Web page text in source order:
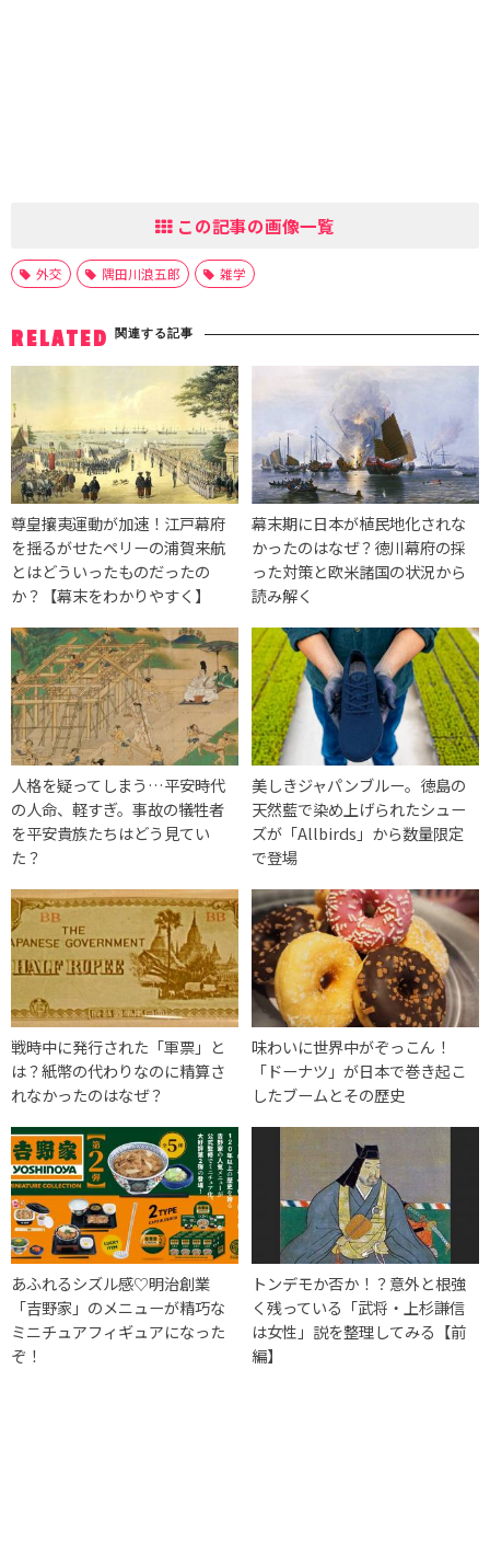
この記事の画像一覧
外交 隅田川浪五郎 雑学
RELATED 関連する記事
尊皇攘夷運動が加速！江戸幕府
を揺るがせたペリーの浦賀来航
とはどういったものだったの
か？【幕末をわかりやすく】
幕末期に日本が植民地化されな
かったのはなぜ？徳川幕府の採
った対策と欧米諸国の状況から
読み解く
人格を疑ってしまう…平安時代
の人命、軽すぎ。事故の犠牲者
を平安貴族たちはどう見てい
た？
美しきジャパンブルー。徳島の
天然藍で染め上げられたシュー
ズが「Allbirds」から数量限定
で登場
戦時中に発行された「軍票」と
は？紙幣の代わりなのに精算さ
れなかったのはなぜ？
味わいに世界中がぞっこん！
「ドーナツ」が日本で巻き起こ
したブームとその歴史
あふれるシズル感♡明治創業
「吉野家」のメニューが精巧な
ミニチュアフィギュアになった
ぞ！
トンデモか否か！？意外と根強
く残っている「武将・上杉謙信
は女性」説を整理してみる【前
編】